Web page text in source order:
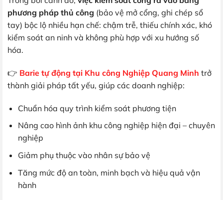
phương pháp thủ công (bảo vệ mở cổng, ghi chép sổ
tay) bộc lộ nhiều hạn chế: chậm trễ, thiếu chính xác, khó
kiểm soát an ninh và không phù hợp với xu hướng số
hóa.
👉 Barie tự động tại Khu công Nghiệp Quang Minh trở
thành giải pháp tất yếu, giúp các doanh nghiệp:
Chuẩn hóa quy trình kiểm soát phương tiện
Nâng cao hình ảnh khu công nghiệp hiện đại – chuyên
nghiệp
Giảm phụ thuộc vào nhân sự bảo vệ
Tăng mức độ an toàn, minh bạch và hiệu quả vận
hành